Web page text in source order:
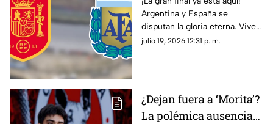
Mundial de la FIFA
2026™
Argentina y España se
disputan la gloria eterna. Vive
toda la emoción en vivo en
julio 19, 2026 12:31 p. m.
¿Dejan fuera a ‘Morita’?
La polémica ausencia